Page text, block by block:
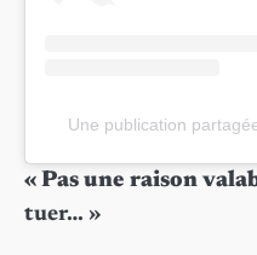
Une publication
« Pas une raison
tuer… »